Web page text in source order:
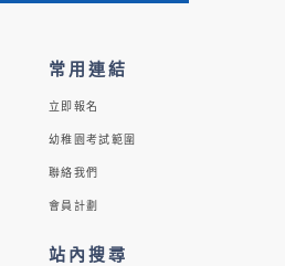
常用連結
立即報名
幼稚園考試範圍
聯絡我們
會員計劃
站內搜尋